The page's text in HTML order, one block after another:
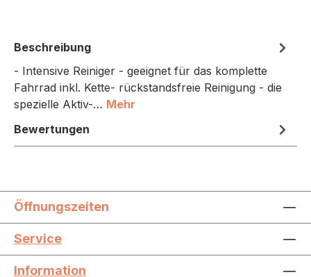
Beschreibung
- Intensive Reiniger - geeignet für das komplette
Fahrrad inkl. Kette- rückstandsfreie Reinigung - die
spezielle Aktiv-… Mehr
Bewertungen
Öffnungszeiten
Service
Information